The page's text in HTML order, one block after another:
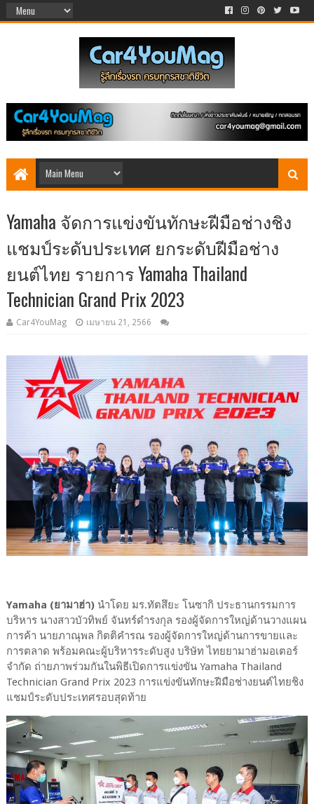
Yamaha จัดการแข่งขันทักษะฝีมือช่างชิง
แชมป์ระดับประเทศ ยกระดับฝีมือช่าง
ยนต์ไทย รายการ Yamaha Thailand
Technician Grand Prix 2023
Car4YouMag เมษายน 21, 2566
Yamaha (ยามาฮ่า)นำโดย มร.ทัตสึยะ โนซากิ ประธานกรรมการ
บริหาร นางสาวบัวทิพย์ จันทร์ดำรงกุล รองผู้จัดการใหญ่ด้านวางแผน
การค้า นายภาณุพล กิตติคำรณ รองผู้จัดการใหญ่ด้านการขายและ
การตลาด พร้อมคณะผู้บริหารระดับสูง บริษัท ไทยยามาฮ่ามอเตอร์
จำกัด ถ่ายภาพร่วมกันในพิธีเปิดการแข่งขัน Yamaha Thailand
Technician Grand Prix 2023 การแข่งขันทักษะฝีมือช่างยนต์ไทยชิง
แชมป์ระดับประเทศรอบสุดท้าย